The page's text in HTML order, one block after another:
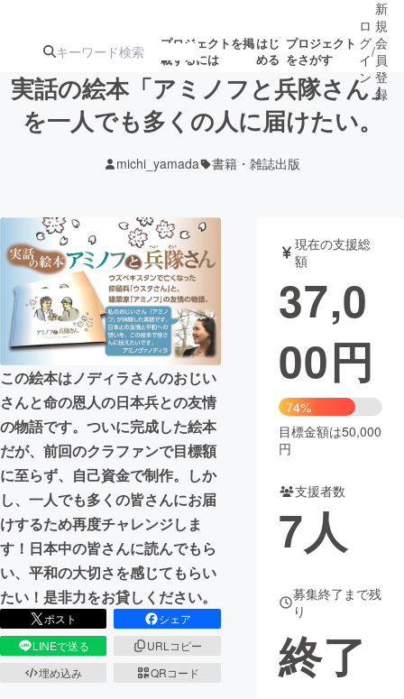
プロジェクトを掲
載するには
はじ
める
プロジェクト
をさがす
ターン
注目の新着プロ
ジェクト
募集終了が近いプ
ロジェクト
アート・写真 音楽
テクノロジー・ガジェット ゲーム・
映像・映画 書籍・雑誌
ビジネス・起業 チャレンジ
まちづくり・地域活性化
CAMPFIRE for Social Good
CAMPFIRE Creation
CAMPFIREふるさと納税
コミュニティ
ロ
グ
イ
ン
/
新
規
会
員
登
録
実話の絵本「アミノフと兵隊さん」
を一人でも多くの人に届けたい。
michi_yamada 書籍・雑誌出版
この絵本はノディラさんのおじい
さんと命の恩人の日本兵との友情
の物語です。ついに完成した絵本
だが、前回のクラファンで目標額
に至らず、自己資金で制作。しか
し、一人でも多くの皆さんにお届
けするため再度チャレンジしま
す！日本中の皆さんに読んでもら
い、平和の大切さを感じてもらい
たい！是非力をお貸しください。
ポスト
シェア
LINEで送る
URLコピー
埋め込み
QRコード
現在の支援総
額
37,0
00円
74%
目標金額は50,000
円
支援者数
7人
募集終了まで残
り
終了